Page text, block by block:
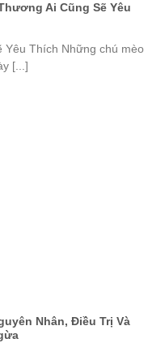
Ai Cũng Sẽ Yêu
Yêu Thích Những chú mèo
[...]
Nhân, Điều Trị Và